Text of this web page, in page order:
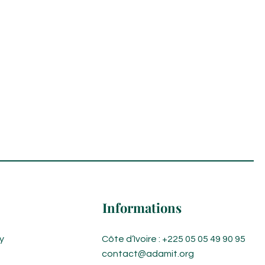
Informations
Côte d’Ivoire : +225 05 05 49 90 95
contact@adamit.org